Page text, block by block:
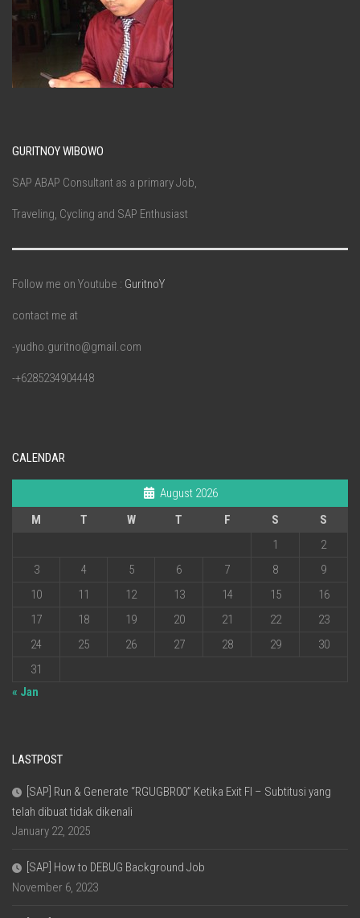
GURITNOY WIBOWO
SAP ABAP Consultant as a primary Job,
Traveling, Cycling and SAP Enthusiast
Follow me on Youtube : GuritnoY
contact me at
-yudho.guritno@gmail.com
-+6285234904448
CALENDAR
August 2026
M
T W T F S
S
1
2
3
4 5 6 7 8
9
10
11 12 13 14 15
16
17
18 19 20 21 22
23
24
25 26 27 28 29
30
31
« Jan
LASTPOST
[SAP] Run & Generate “RGUGBR00” Ketika Exit FI – Subtitusi yang
telah dibuat tidak dikenali
January 22, 2025
[SAP] How to DEBUG Background Job
November 6, 2023